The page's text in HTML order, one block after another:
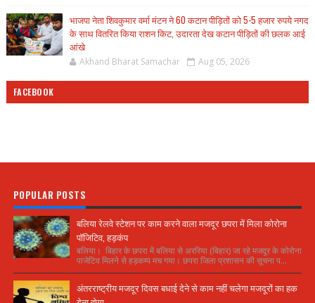
भाजपा नेता शिवकुमार वर्मा मंटन ने 60 कटान पीड़ितों को 5-5 हजार रुपये नगद
के साथ वितरित किया राशन किट, उदारता देख कटान पीड़ितों की छलक आई
आंखे
Akhand Bharat Samachar Aug 05, 2026
FACEBOOK
POPULAR POSTS
बलिया रेलवे स्टेशन पर काम करने वाला मजदूर छपरा में मिला कोरोना
पॉजिटिव, हड़कंप
बलिया। बिहार के छपरा में बलिया से अररिया (बिहार) जा रहे मजदूर के कोरोना
पाजेटिव मिलने से हड़कम्प मच गया। छपरा जिला प्रशासन की सूचना प...
अंतरराष्ट्रीय मजदूर दिवस बधाई देने से काम नहीं चलेगा मजदूरों का हक